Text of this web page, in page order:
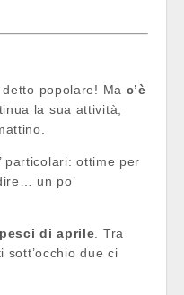
detto popolare! Ma c’è
la sua attività,
particolari: ottime per
un po’
di aprile . Tra
sott’occhio due ci